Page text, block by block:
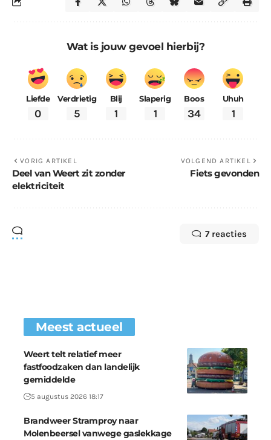
Wat is jouw gevoel hierbij?
Liefde
0
Verdrietig
5
Blij
1
Slaperig
1
Boos
34
Uhuh
1
VORIG ARTIKEL
Deel van Weert zit zonder
elektriciteit
VOLGEND ARTIKEL
Fiets gevonden
7 reacties
Meest actueel
Weert telt relatief meer
fastfoodzaken dan landelijk
gemiddelde
5 augustus 2026 18:17
Brandweer Stramproy naar
Molenbeersel vanwege gaslekkage